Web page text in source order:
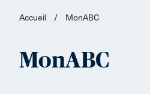
Accueil / MonABC
MonABC